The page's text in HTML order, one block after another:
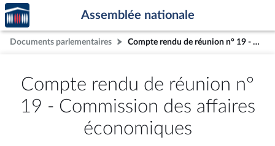
Aller au contenu
Aller en bas de la page
Accèder
à la
page
d'accueil
Assemblée nationale
Documents parlementaires Compte rendu de réunion n° 19 - Commission des affaires économiques
Compte rendu de réunion n°
19 - Commission des affaires
économiques